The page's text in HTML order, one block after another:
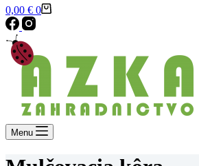
Shopping
cart
0,00 € 0
Menu